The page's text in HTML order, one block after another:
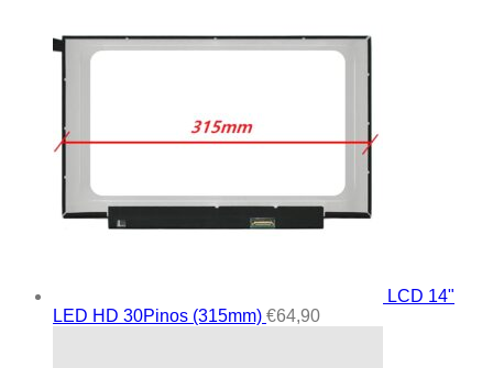
LCD 14"
LED HD 30Pinos (315mm) €64,90